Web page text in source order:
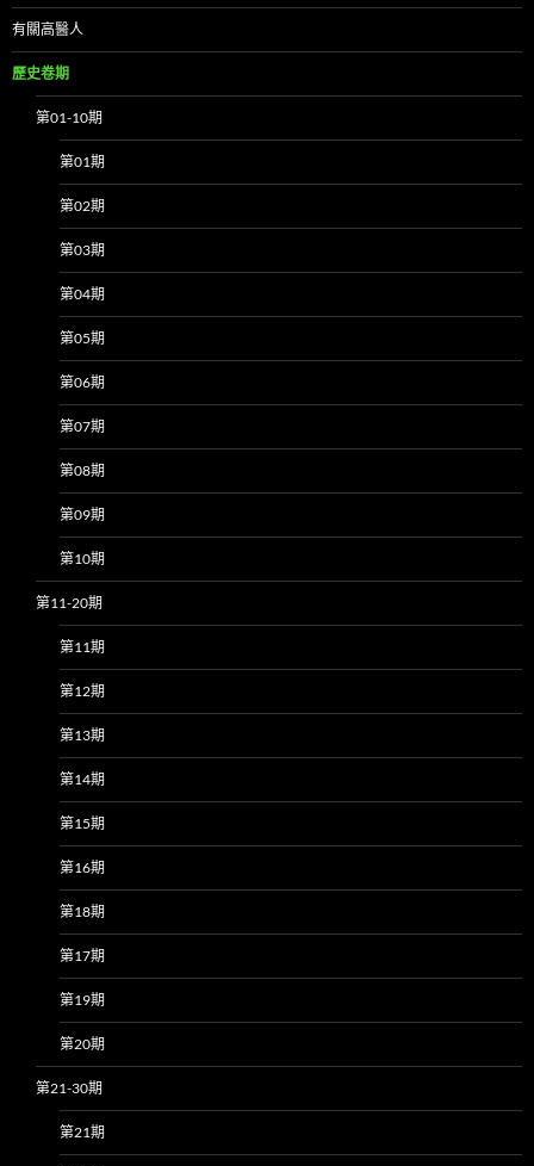
有關高醫人
歷史卷期
第01-10期
第01期
第02期
第03期
第04期
第05期
第06期
第07期
第08期
第09期
第10期
第11-20期
第11期
第12期
第13期
第14期
第15期
第16期
第18期
第17期
第19期
第20期
第21-30期
第21期